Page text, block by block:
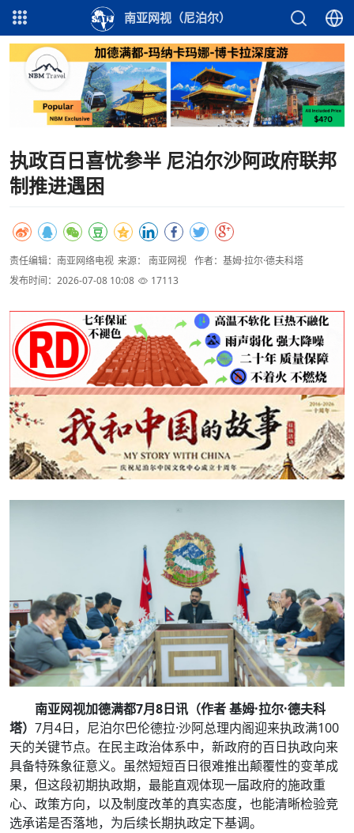
南亚网视（尼泊尔）
执政百日喜忧参半 尼泊尔沙阿政府联邦
制推进遇困
责任编辑：南亚网络电视 来源： 南亚网视 作者：基姆·拉尔·德夫科塔
发布时间：2026-07-08 10:08
17113
南亚网视加德满都7月8日讯（作者基姆·拉尔·德夫科
塔） 7月4日，尼泊尔巴伦德拉·沙阿总理内阁迎来执政满100
天的关键节点。在民主政治体系中，新政府的百日执政向来
具备特殊象征意义。虽然短短百日很难推出颠覆性的变革成
果，但这段初期执政期，最能直观体现一届政府的施政重
心、政策方向，以及制度改革的真实态度，也能清晰检验竞
选承诺是否落地，为后续长期执政定下基调。